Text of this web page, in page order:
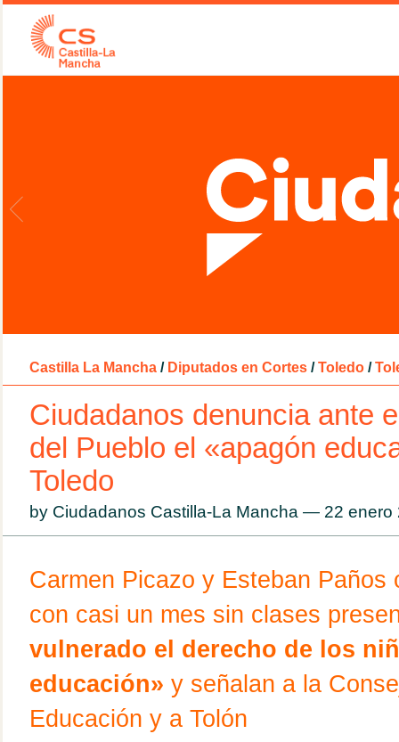
Castilla La Mancha / Diputados en Cortes / Toledo /
Ciudadanos denuncia ante
del Pueblo el «apagón
Toledo
by Ciudadanos Castilla-La Mancha — 22
Carmen Picazo y Esteban Paños
con casi un mes sin clases
vulnerado el derecho de los
educación» y señalan a la
Educación y a Tolón